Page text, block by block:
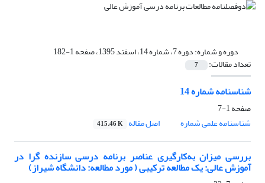
دوره و شماره:دوره 7، شماره 14، اسفند 1395، صفحه 1-182
تعداد مقالات: 7
شناسنامه شماره 14
صفحه1-7
شناسنامه علمی شماره
اصل مقاله 415.46 K
بررسی میزان به‌کارگیری عناصر برنامه درسی سازنده گرا در
آموزش عالی: یک مطالعه ترکیبی ( مورد مطالعه: دانشگاه شیراز)